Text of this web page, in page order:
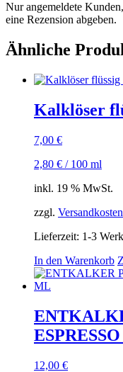
Nur angemeldete
eine Rezension abgeben.
Ähnliche
Kalklöser
7,00 €
2,80 € / 100 ml
inkl. 19 % MwSt.
zzgl. Versandkosten
Lieferzeit: 1-3
In den Warenkorb
12,00 €